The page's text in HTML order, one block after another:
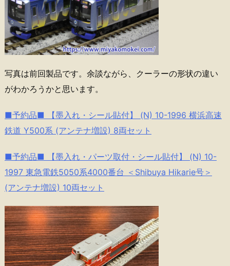
写真は前回製品です。余談ながら、クーラーの形状の違い
がわかろうかと思います。
■予約品■ 【墨入れ・シール貼付】 (N) 10-1996 横浜高速
鉄道 Y500系 (アンテナ増設) 8両セット
■予約品■ 【墨入れ・パーツ取付・シール貼付】 (N) 10-
1997 東急電鉄5050系4000番台 ＜Shibuya Hikarie号＞
(アンテナ増設) 10両セット